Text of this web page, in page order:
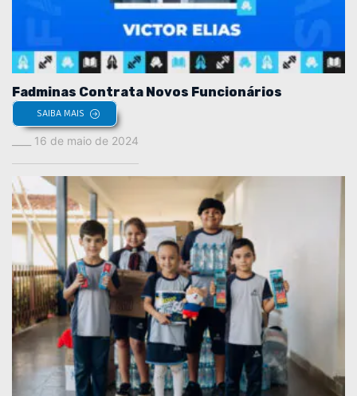
Fadminas Contrata Novos Funcionários
SAIBA MAIS
16 de maio de 2024